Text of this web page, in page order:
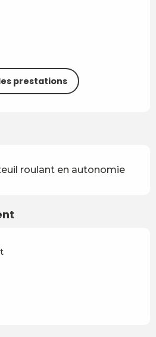
prestations
roulant en autonomie